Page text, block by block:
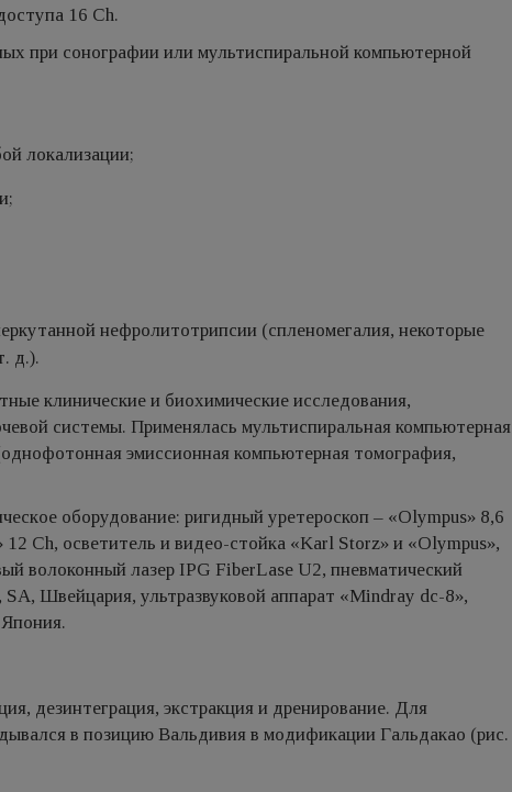
16 Ch.
при сонографии или мультиспиральной компьютерной
локализации;
нефролитотрипсии (спленомегалия, некоторые
д.).
клинические и биохимические исследования,
системы. Применялась мультиспиральная компьютерная
эмиссионная компьютерная томография,
oбoрудoваниe: ригидный уретероскоп – «Olympus» 8,6
Ch, осветитель и видео-стойка «Karl Storz» и «Olympus»,
волоконный лазер IPG FiberLase U2, пневматический
Швейцария, ультразвуковой аппарат «Mindray dc-8»,
дезинтеграция, экстракция и дренирование. Для
в позицию Вальдивия в модификации Гальдакао (рис.